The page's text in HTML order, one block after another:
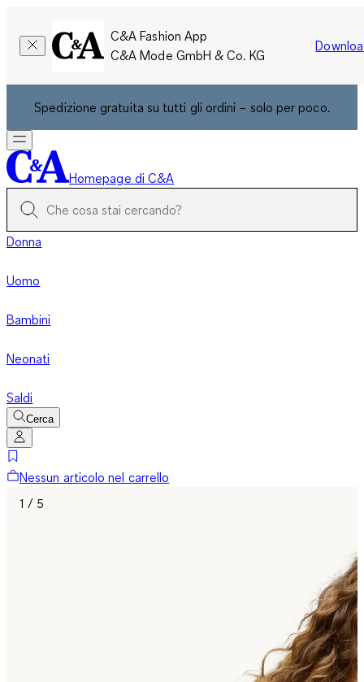
C&A Fashion App
C&A Mode GmbH & Co. KG
Spedizione gratuita su tutti gli ordini – solo per poco.
Homepage di C&A
Donna
Uomo
Bambini
Neonati
Saldi
Cerca
Nessun articolo nel carrello
1 / 5